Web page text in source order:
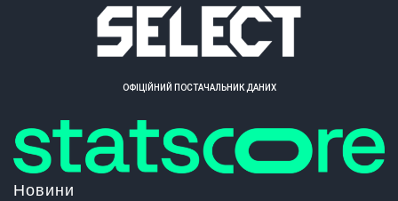
ОФІЦІЙНИЙ ПОСТАЧАЛЬНИК ДАНИХ
Новини